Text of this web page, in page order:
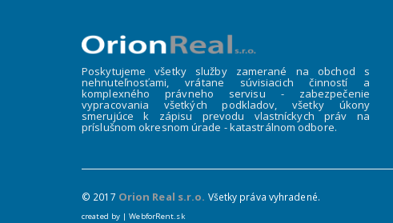
Poskytujeme všetky služby zamerané na obchod s
nehnuteľnosťami, vrátane súvisiacich činností a
komplexného právneho servisu - zabezpečenie
vypracovania všetkých podkladov, všetky úkony
smerujúce k zápisu prevodu vlastníckych práv na
príslušnom okresnom úrade - katastrálnom odbore.
© 2017 Orion Real s.r.o. Všetky práva vyhradené.
created by |WebforRent.sk